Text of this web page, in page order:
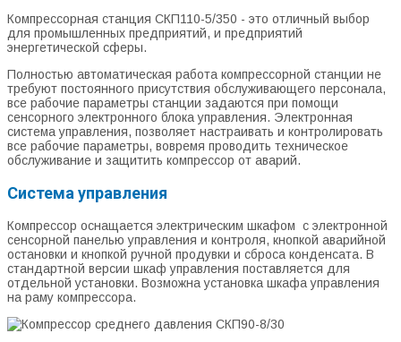
Компрессорная станция СКП110-5/350 - это отличный выбор
для промышленных предприятий, и предприятий
энергетической сферы.
Полностью автоматическая работа компрессорной станции не
требуют постоянного присутствия обслуживающего персонала,
все рабочие параметры станции задаются при помощи
сенсорного электронного блока управления. Электронная
система управления, позволяет настраивать и контролировать
все рабочие параметры, вовремя проводить техническое
обслуживание и защитить компрессор от аварий.
Система управления
Компрессор оснащается электрическим шкафом с электронной
сенсорной панелью управления и контроля, кнопкой аварийной
остановки и кнопкой ручной продувки и сброса конденсата. В
стандартной версии шкаф управления поставляется для
отдельной установки. Возможна установка шкафа управления
на раму компрессора.